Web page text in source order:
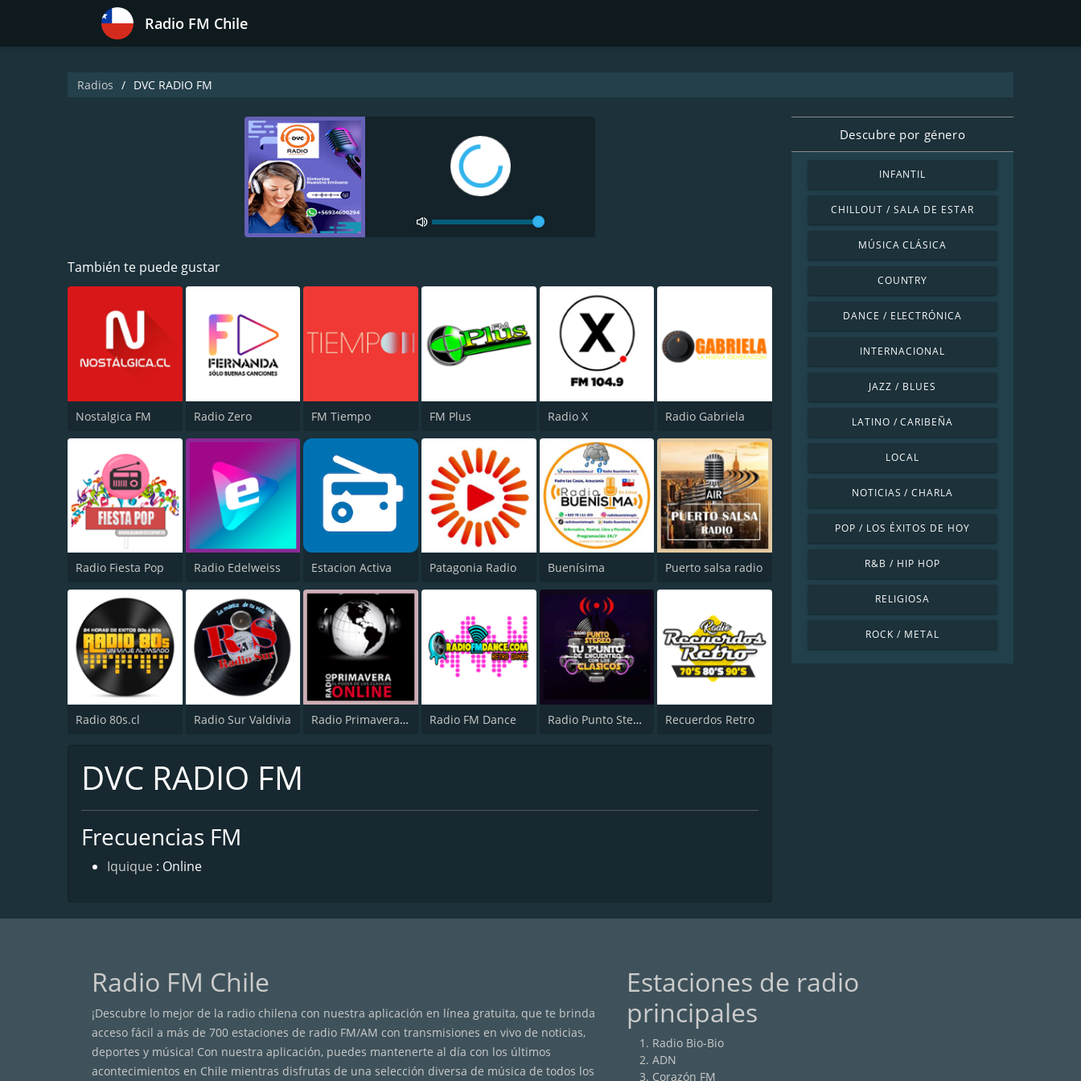
Radio FM Chile
Radios DVC RADIO FM
También te puede gustar
Nostalgica FM Radio Zero FM Tiempo FM Plus Radio X Radio Gabriela
Radio Fiesta Pop Radio Edelweiss Estacion Activa Patagonia Radio Buenísima Puerto salsa radio
Radio 80s.cl Radio Sur Valdivia Radio Primavera Online Radio FM Dance Radio Punto Stereo Chile Recuerdos Retro
DVC RADIO FM
Frecuencias FM
Iquique : Online
Descubre por género
INFANTIL
CHILLOUT / SALA DE ESTAR
MÚSICA CLÁSICA
COUNTRY
DANCE / ELECTRÓNICA
INTERNACIONAL
JAZZ / BLUES
LATINO / CARIBEÑA
LOCAL
NOTICIAS / CHARLA
POP / LOS ÉXITOS DE HOY
R&B / HIP HOP
RELIGIOSA
ROCK / METAL
Radio FM Chile
¡Descubre lo mejor de la radio chilena con nuestra aplicación en línea gratuita, que te brinda
acceso fácil a más de 700 estaciones de radio FM/AM con transmisiones en vivo de noticias,
deportes y música! Con nuestra aplicación, puedes mantenerte al día con los últimos
acontecimientos en Chile mientras disfrutas de una selección diversa de música de todos los
Estaciones de radio
principales
Radio Bio-Bio
ADN
Corazón FM